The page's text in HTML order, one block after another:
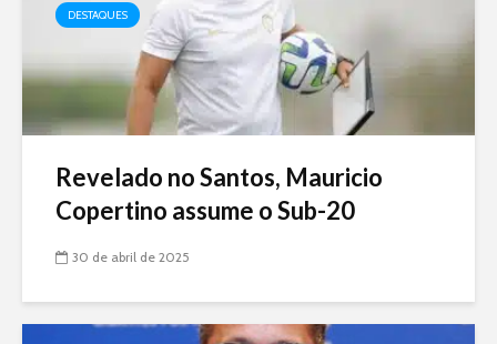
DESTAQUES
Revelado no Santos, Mauricio
Copertino assume o Sub-20
30 de abril de 2025